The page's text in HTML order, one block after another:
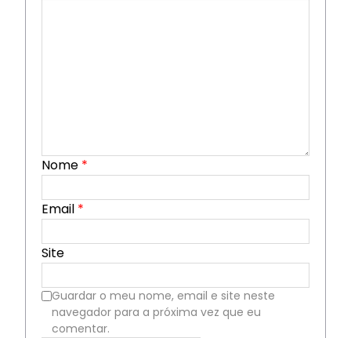
Nome *
Email *
Site
Guardar o meu nome, email e site neste
navegador para a próxima vez que eu
comentar.